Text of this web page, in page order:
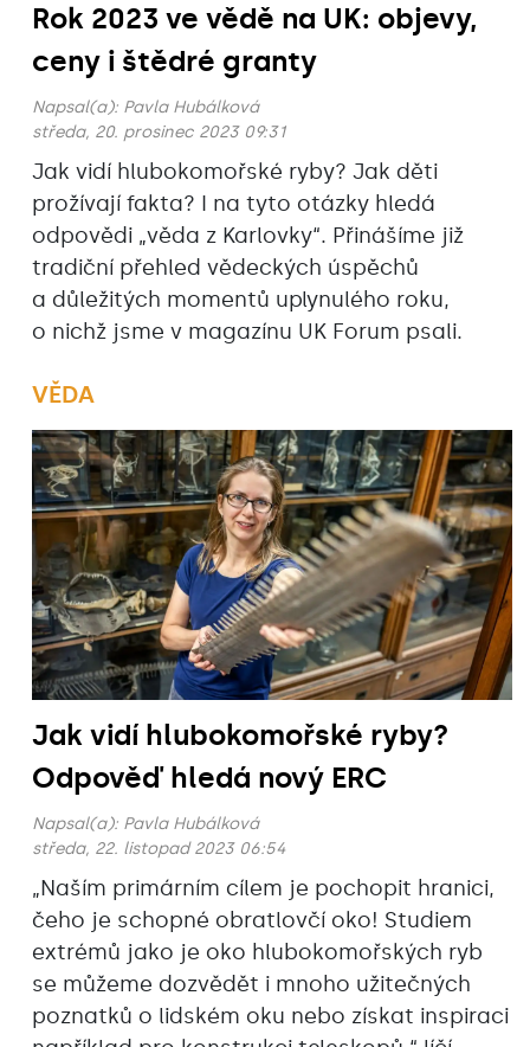
Rok 2023 ve vědě na UK: objevy,
ceny i štědré granty
Napsal(a): Pavla Hubálková
středa, 20. prosinec 2023 09:31
Jak vidí hlubokomořské ryby? Jak děti
prožívají fakta? I na tyto otázky hledá
odpovědi „věda z Karlovky“. Přinášíme již
tradiční přehled vědeckých úspěchů
a důležitých momentů uplynulého roku,
o nichž jsme v magazínu UK Forum psali.
VĚDA
Jak vidí hlubokomořské ryby?
Odpověď hledá nový ERC
Napsal(a): Pavla Hubálková
středa, 22. listopad 2023 06:54
„Naším primárním cílem je pochopit hranici,
čeho je schopné obratlovčí oko! Studiem
extrémů jako je oko hlubokomořských ryb
se můžeme dozvědět i mnoho užitečných
poznatků o lidském oku nebo získat inspiraci